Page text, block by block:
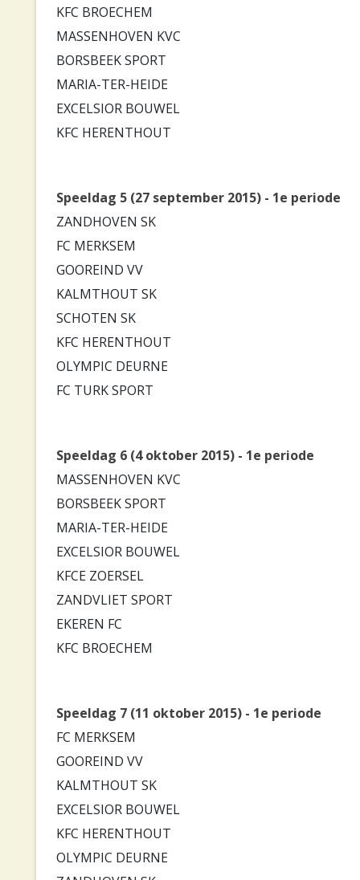
KFC BROECHEM
MASSENHOVEN KVC
BORSBEEK SPORT
MARIA-TER-HEIDE
EXCELSIOR BOUWEL
KFC HERENTHOUT
Speeldag 5 (27 september 2015) - 1e periode
ZANDHOVEN SK
FC MERKSEM
GOOREIND VV
KALMTHOUT SK
SCHOTEN SK
KFC HERENTHOUT
OLYMPIC DEURNE
FC TURK SPORT
Speeldag 6 (4 oktober 2015) - 1e periode
MASSENHOVEN KVC
BORSBEEK SPORT
MARIA-TER-HEIDE
EXCELSIOR BOUWEL
KFCE ZOERSEL
ZANDVLIET SPORT
EKEREN FC
KFC BROECHEM
Speeldag 7 (11 oktober 2015) - 1e periode
FC MERKSEM
GOOREIND VV
KALMTHOUT SK
EXCELSIOR BOUWEL
KFC HERENTHOUT
OLYMPIC DEURNE